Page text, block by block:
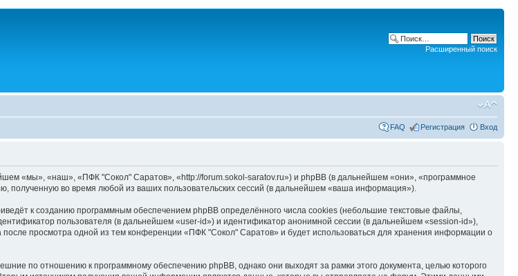
Расширенный поиск
FAQ Регистрация Вход
«мы», «наш», «ПФК "Сокол" Саратов», «http://forum.sokol-saratov.ru») и phpBB (в дальнейшем «они», «программное
полученную во время любой из ваших пользовательских сессий (в дальнейшем «ваша информация»).
к созданию программным обеспечением phpBB определённого числа cookies (небольшие текстовые файлы,
пользователя (в дальнейшем «user-id») и идентификатор анонимной сессии (в дальнейшем «session-id»),
просмотра одной из тем конференции «ПФК "Сокол" Саратов» и будет использоваться для хранения информации о
по отношению к программному обеспечению phpBB, однако они выходят за рамки этого документа, целью которого